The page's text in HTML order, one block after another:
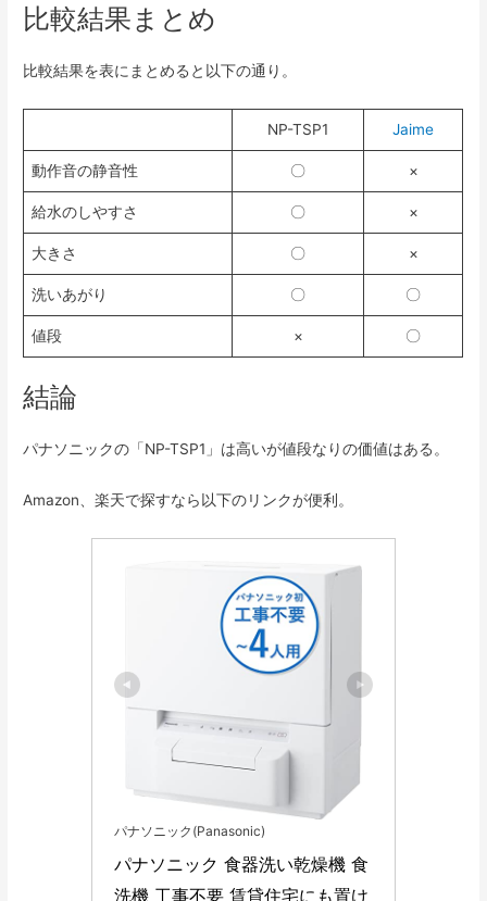
比較結果まとめ
比較結果を表にまとめると以下の通り。
NP-TSP1 Jaime
動作音の静音性 〇 ×
給水のしやすさ 〇 ×
大きさ 〇 ×
洗いあがり 〇 〇
値段 × 〇
結論
パナソニックの「NP-TSP1」は高いが値段なりの価値はある。
Amazon、楽天で探すなら以下のリンクが便利。
パナソニック(Panasonic)
パナソニック 食器洗い乾燥機 食
洗機 工事不要 賃貸住宅にも置け